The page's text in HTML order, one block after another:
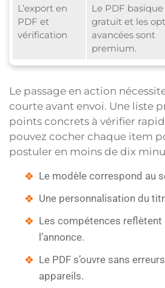
L’export en
PDF et
vérification
Le PDF
gratuit et les
avancées sont
premium.
Le passage en action
courte avant envoi. Une liste
points concrets à vérifier
pouvez cocher chaque item
postuler en moins de dix
Le modèle correspond au
Une personnalisation du
Les compétences
l’annonce.
Le PDF s’ouvre sans
appareils.